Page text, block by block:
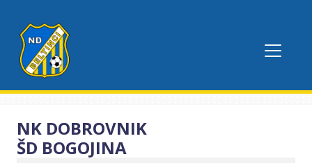
NK DOBROVNIK
ŠD BOGOJINA